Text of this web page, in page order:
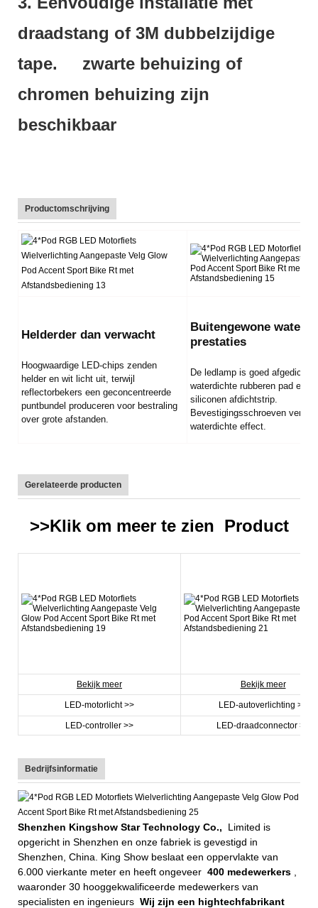
draadstang of 3M dubbelzijdige
tape. zwarte behuizing of
chromen behuizing zijn
beschikbaar
Productomschrijving
Helderder dan verwacht
Hoogwaardige LED-chips zenden
helder en wit licht uit, terwijl
reflectorbekers een geconcentreerde
puntbundel produceren voor bestraling
over grote afstanden.
Buitengewone
prestaties
De ledlamp is goed afgedicht
waterdichte rubberen pad en
siliconen afdichtstrip.
Bevestigingsschroeven
waterdichte effect.
Gerelateerde producten
>>Klik om meer te zien Product
Bekijk meer Bekijk meer
LED-motorlicht >> LED-autoverlichting >>
LED-controller >> LED-draadconnector >>
Bedrijfsinformatie
Shenzhen Kingshow Star Technology Co.,
Limited is
opgericht in Shenzhen en onze fabriek is gevestigd in
Shenzhen, China. King Show beslaat een oppervlakte van
6.000 vierkante meter en heeft ongeveer 400 medewerkers
waaronder 30 hooggekwalificeerde medewerkers van
specialisten en ingenieurs Wij zijn een hightechfabrikant